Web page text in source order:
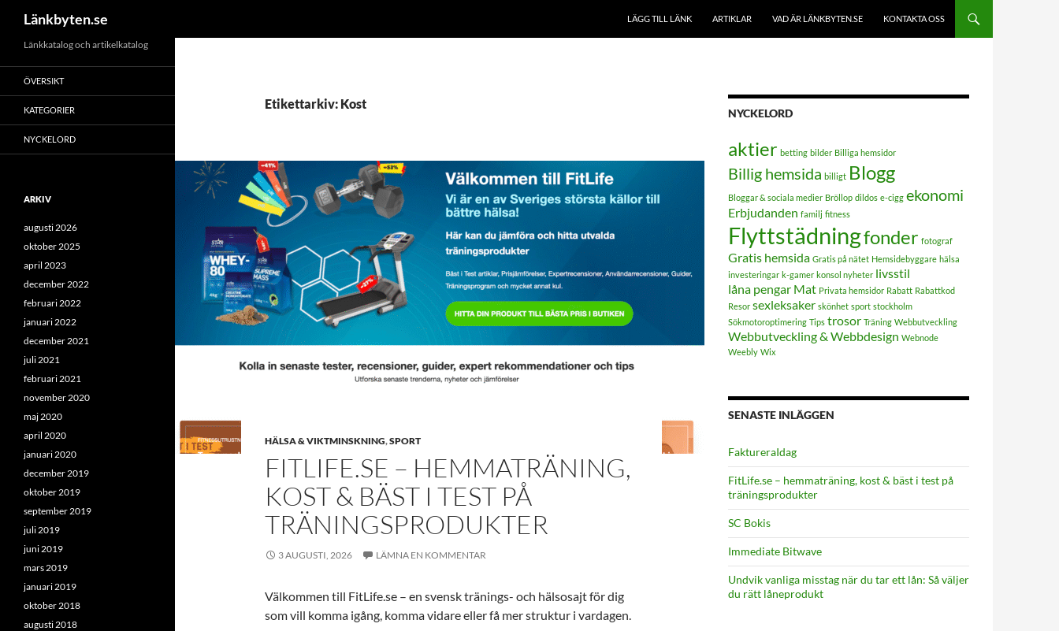
Hoppa
till
innehåll
Länkbyten.se LÄGG TILL LÄNK ARTIKLAR VAD ÄR LÄNKBYTEN.SE KONTAKTA OSS
Etikettarkiv: Kost
HÄLSA & VIKTMINSKNING,SPORT
FITLIFE.SE – HEMMATRÄNING,
KOST & BÄST I TEST PÅ
TRÄNINGSPRODUKTER
3 AUGUSTI, 2026 LÄMNA EN KOMMENTAR
Välkommen till FitLife.se – en svensk tränings- och hälsosajt för dig
som vill komma igång, komma vidare eller få mer struktur i vardagen.
NYCKELORD
aktier betting bilder Billiga hemsidor
Billig hemsida billigt Blogg
Bloggar & sociala medier Bröllop dildos e-cigg ekonomi
Erbjudanden familj fitness
Flyttstädningfonder fotograf
Gratis hemsida Gratis på nätet Hemsidebyggare hälsa
investeringar k-gamer konsol nyheter livsstil
låna pengar Mat Privata hemsidor Rabatt Rabattkod
Resor sexleksaker skönhet sport stockholm
Sökmotoroptimering Tips trosor Träning Webbutveckling
Webbutveckling & Webbdesign Webnode
Weebly Wix
SENASTE INLÄGGEN
FaktureraIdag
FitLife.se – hemmaträning, kost & bäst i test på
träningsprodukter
SC Bokis
Immediate Bitwave
Undvik vanliga misstag när du tar ett lån: Så väljer
du rätt låneprodukt
Länkkatalog och artikelkatalog
ÖVERSIKT
KATEGORIER
NYCKELORD
ARKIV
augusti 2026
oktober 2025
april 2023
december 2022
februari 2022
januari 2022
december 2021
juli 2021
februari 2021
november 2020
maj 2020
april 2020
januari 2020
december 2019
oktober 2019
september 2019
juli 2019
juni 2019
mars 2019
januari 2019
oktober 2018
augusti 2018